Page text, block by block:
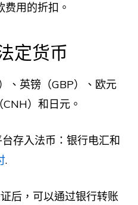
用的折扣。
定货币
、英镑（GBP）、欧元
CNH）和日元。
存入法币：银行电汇和
.
后，可以通过银行转账